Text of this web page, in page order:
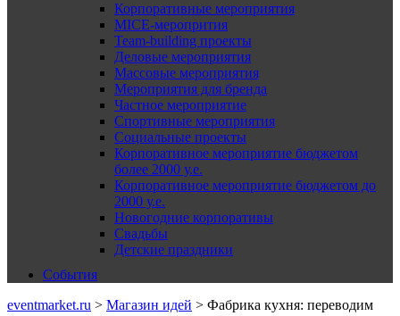
Корпоративные мероприятия
MICE-меропрития
Team-building проекты
Деловые мероприятия
Массовые мероприятия
Мероприятия для бренда
Частное мероприятие
Спортивные мероприятия
Социальные проекты
Корпоративное мероприятие бюджетом
более 2000 у.е.
Корпоративное мероприятие бюджетом до
2000 у.е.
Новогодние корпоративы
Свадьбы
Детские праздники
События
eventmarket.ru > Магазин идей > Фабрика кухня: переводим